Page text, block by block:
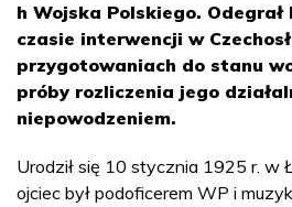
h Wojska Polskiego.
czasie interwencji w
przygotowaniach do stanu
próby rozliczenia jego
niepowodzeniem.
Urodził się 10 stycznia 1925 r. w
ojciec był podoficerem WP i